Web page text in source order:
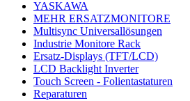
YASKAWA
MEHR ERSATZMONITORE
Multisync Universallösungen
Industrie Monitore Rack
Ersatz-Displays (TFT/LCD)
LCD Backlight Inverter
Touch Screen - Folientastaturen
Reparaturen